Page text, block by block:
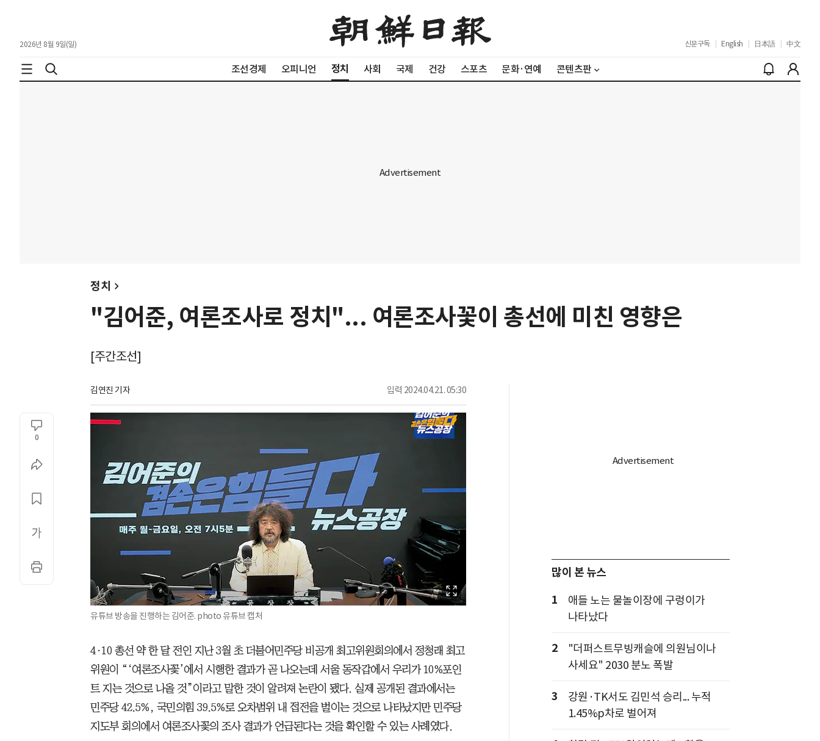
2026년 8월 9일(일) 신문구독 English 日本語 中文
조선경제 오피니언 정치 사회 국제 건강 스포츠 문화·연예 콘텐츠판
정치
"김어준, 여론조사로 정치"... 여론조사꽃이 총선에 미친 영향은
[주간조선]
김연진 기자 입력 2024.04.21. 05:30
0
유튜브 방송을 진행하는 김어준. photo 유튜브 캡처
4·10 총선 약 한 달 전인 지난 3월 초 더불어민주당 비공개 최고위원회의에서 정청래 최고
위원이 “‘여론조사꽃’에서 시행한 결과가 곧 나오는데 서울 동작갑에서 우리가 10%포인
트 지는 것으로 나올 것”이라고 말한 것이 알려져 논란이 됐다. 실제 공개된 결과에서는
민주당 42.5%, 국민의힘 39.5%로 오차범위 내 접전을 벌이는 것으로 나타났지만 민주당
지도부 회의에서 여론조사꽃의 조사 결과가 언급된다는 것을 확인할 수 있는 사례였다.
많이 본 뉴스
1
애들 노는 물놀이장에 구렁이가
나타났다
2
"더퍼스트무빙캐슬에 의원님이나
사세요" 2030 분노 폭발
3
강원·TK서도 김민석 승리... 누적
1.45%p차로 벌어져